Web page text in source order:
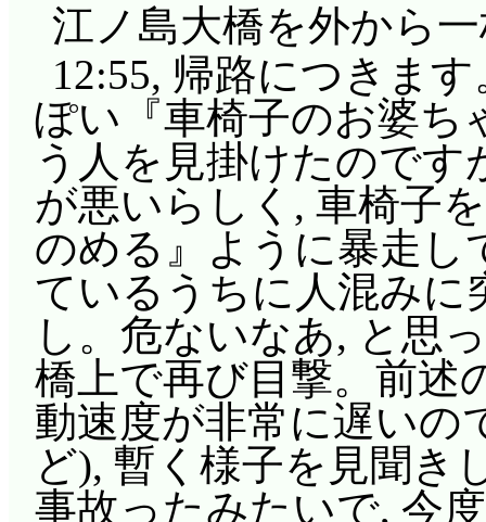
江ノ島大橋を外から
12:55, 帰路につきま
ぽい『車椅子のお婆ち
う人を見掛けたので
が悪いらしく, 車椅子
のめる』ように暴走し
ているうちに人混みに
し。危ないなあ, と思
橋上で再び目撃。前述
動速度が非常に遅いの
ど), 暫く様子を見聞き
事故ったみたいで, 今